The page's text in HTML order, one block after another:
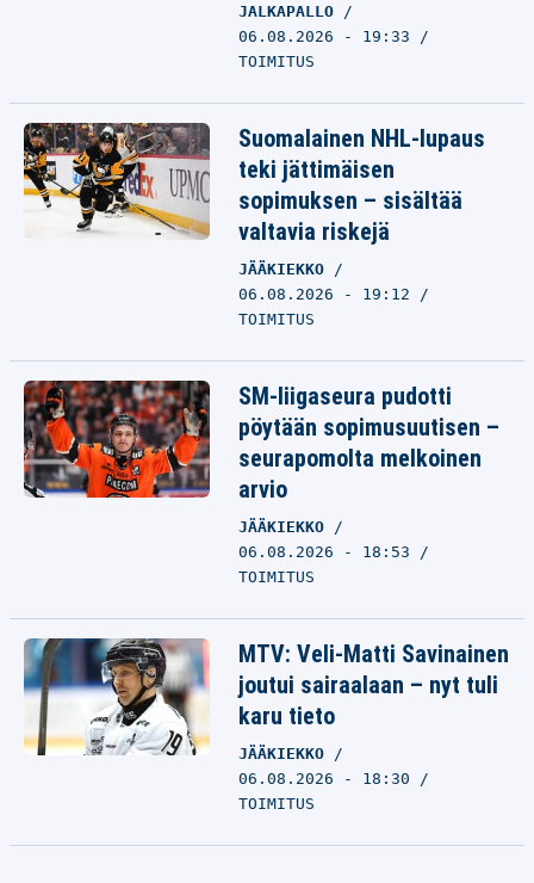
JALKAPALLO
06.08.2026 - 19:33
TOIMITUS
Suomalainen NHL-lupaus
teki jättimäisen
sopimuksen – sisältää
valtavia riskejä
JÄÄKIEKKO
06.08.2026 - 19:12
TOIMITUS
SM-liigaseura pudotti
pöytään sopimusuutisen –
seurapomolta melkoinen
arvio
JÄÄKIEKKO
06.08.2026 - 18:53
TOIMITUS
MTV: Veli-Matti Savinainen
joutui sairaalaan – nyt tuli
karu tieto
JÄÄKIEKKO
06.08.2026 - 18:30
TOIMITUS